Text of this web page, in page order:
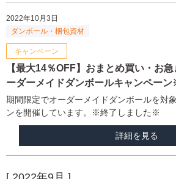
2022年10月3日
【最大14％OFF】おまとめ買い・お
ーダーメイドダンボールキャンペー
期間限定でオーダーメイドダンボールを対
ンを開催しています。※終了しました※
詳細を見る